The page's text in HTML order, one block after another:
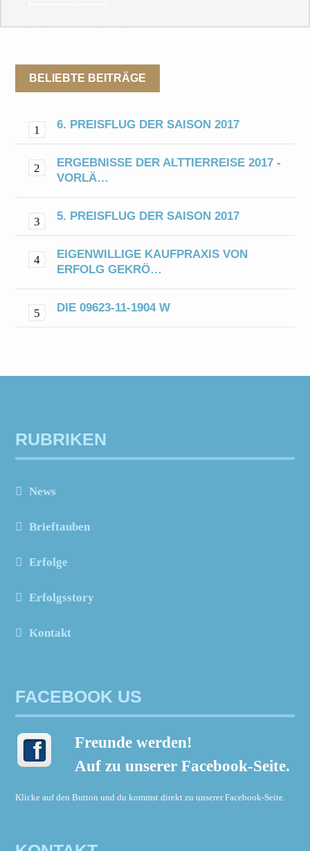
BELIEBTE BEITRÄGE
6. PREISFLUG DER SAISON 2017
ERGEBNISSE DER ALTTIERREISE 2017 -
VORLÄ…
5. PREISFLUG DER SAISON 2017
EIGENWILLIGE KAUFPRAXIS VON
ERFOLG GEKRÖ…
DIE 09623-11-1904 W
RUBRIKEN
News
Brieftauben
Erfolge
Erfolgsstory
Kontakt
FACEBOOK US
Freunde werden!
Auf zu unserer Facebook-Seite.
Klicke auf den Button und du kommst direkt zu unserer Facebook-Seite.